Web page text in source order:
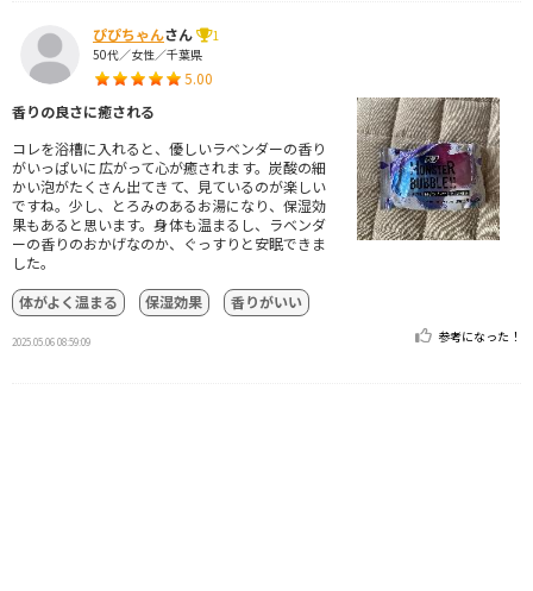
ぴぴちゃんさん
1
50代／女性／千葉県
5.00
香りの良さに癒される
コレを浴槽に入れると、優しいラベンダーの香り
がいっぱいに広がって心が癒されます。炭酸の細
かい泡がたくさん出てきて、見ているのが楽しい
ですね。少し、とろみのあるお湯になり、保湿効
果もあると思います。身体も温まるし、ラベンダ
ーの香りのおかげなのか、ぐっすりと安眠できま
した。
体がよく温まる
保湿効果 香りがいい
2025.05.06 08:59:09 参考になった！